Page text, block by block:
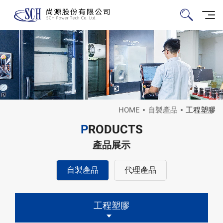
HOME 自製產品 工程塑膠
PRODUCTS
產品展示
自製產品 代理產品
工程塑膠